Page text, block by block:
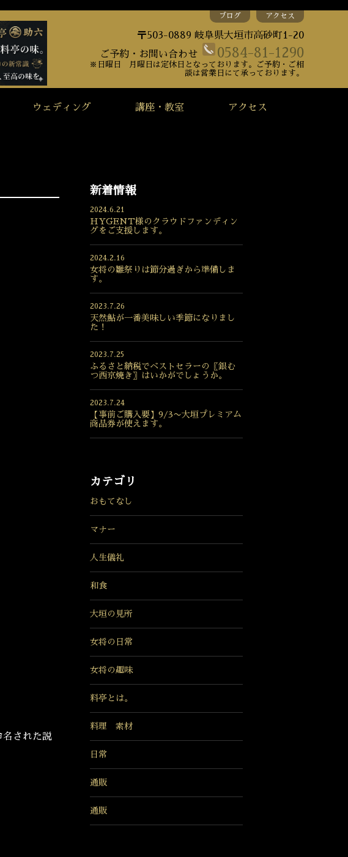
ブログ アクセス
〒503-0889 岐阜県大垣市高砂町1-20
ご予約・お問い合わせ
0584-81-1290
※日曜日 月曜日は定休日となっております。ご予約・ご相
談は営業日にて承っております。
ウェディング 講座・教室 アクセス
名された説
新着情報
2024.6.21
HYGENT様のクラウドファンディン
グをご支援します。
2024.2.16
女将の雛祭りは節分過ぎから準備しま
す。
2023.7.26
天然鮎が一番美味しい季節になりまし
た！
2023.7.25
ふるさと納税でベストセラーの〖銀む
つ西京焼き〗はいかがでしょうか。
2023.7.24
【事前ご購入要】9/3〜大垣プレミアム
商品券が使えます。
カテゴリ
おもてなし
マナー
人生儀礼
和食
大垣の見所
女将の日常
女将の趣味
料亭とは。
料理 素材
日常
通販
通販